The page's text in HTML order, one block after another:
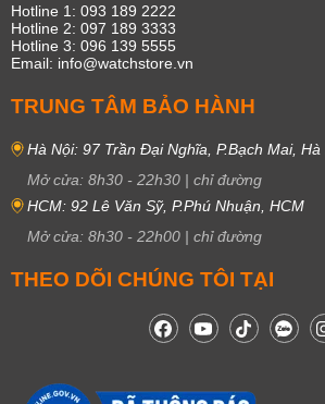
Hotline 1: 093 189 2222
Hotline 2: 097 189 3333
Hotline 3: 096 139 5555
Email: info@watchstore.vn
TRUNG TÂM BẢO HÀNH
Hà Nội: 97 Trần Đại Nghĩa, P.Bạch Mai, Hà
Mở cửa: 8h30 - 22h30 | chỉ đường
HCM: 92 Lê Văn Sỹ, P.Phú Nhuận, HCM
Mở cửa: 8h30 - 22h00 | chỉ đường
THEO DÕI CHÚNG TÔI TẠI